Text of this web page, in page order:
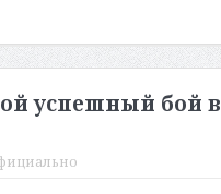
успешный бой в